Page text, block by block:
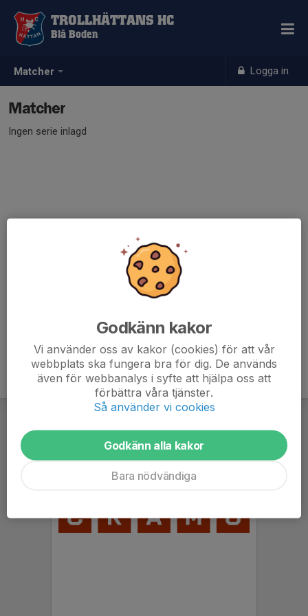
Matcher Logga in
TROLLHÄTTANS HC
Blå Boden
Matcher
Ingen serie inlagd
Godkänn kakor
Vi använder oss av kakor (cookies) för att vår
webbplats ska fungera bra för dig. De används
även för webbanalys i syfte att hjälpa oss att
förbättra våra tjänster.
Så använder vi cookies
Godkänn alla kakor
Bara nödvändiga